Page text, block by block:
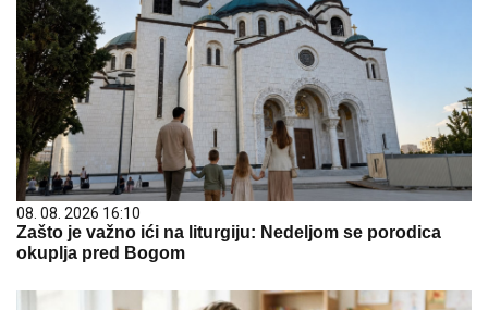
08. 08. 2026 16:10
Zašto je važno ići na liturgiju: Nedeljom se porodica
okuplja pred Bogom